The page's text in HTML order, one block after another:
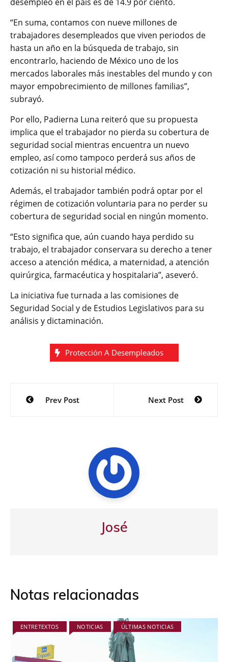
“En suma, contamos con nueve millones de
trabajadores desempleados que viven periodos de
hasta un año en la búsqueda de trabajo, sin
encontrarlo, haciendo de México uno de los
mercados laborales más inestables del mundo y con
mayor empobrecimiento de millones familias”,
subrayó.
Por ello, Padierna Luna reiteró que su propuesta
implica que el trabajador no pierda su cobertura de
seguridad social mientras encuentra un nuevo
empleo, así como tampoco perderá sus años de
cotización ni su historial médico.
Además, el trabajador también podrá optar por el
régimen de cotización voluntaria para no perder su
cobertura de seguridad social en ningún momento.
“Esto significa que, aún cuando haya perdido su
trabajo, el trabajador conservara su derecho a tener
acceso a atención médica, a maternidad, a atención
quirúrgica, farmacéutica y hospitalaria”, aseveró.
La iniciativa fue turnada a las comisiones de
Seguridad Social y de Estudios Legislativos para su
análisis y dictaminación.
Protección A Desempleados
Navegación
Prev Post Next Post
José
Notas relacionadas
ENTRETEXTOS NOTICIAS ÚLTIMAS NOTICIAS